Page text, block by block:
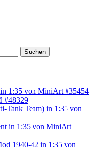
Suchen
1:35 von MiniArt #35454
#48329
Tank Team) in 1:35 von
in 1:35 von MiniArt
1940-42 in 1:35 von